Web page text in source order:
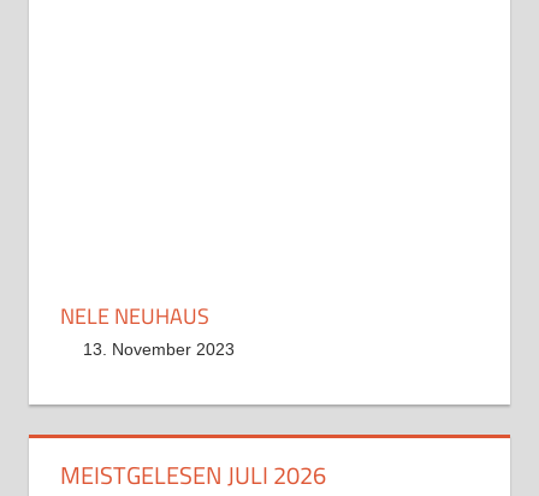
NELE NEUHAUS
13. November 2023
MEISTGELESEN JULI 2026